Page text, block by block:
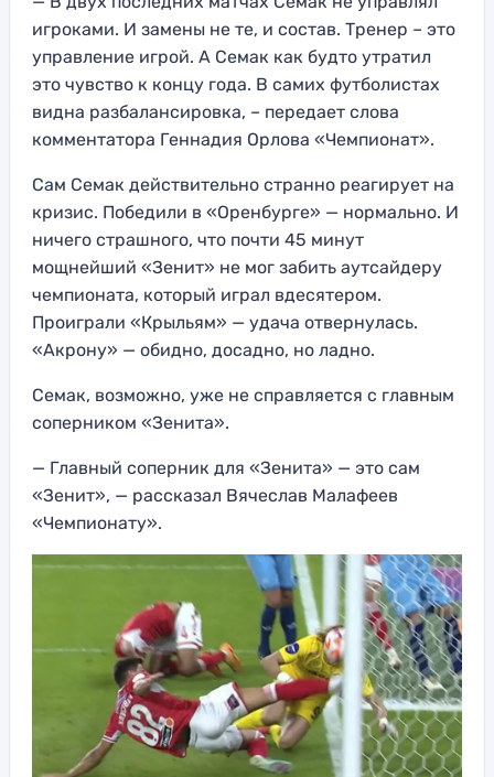
игроками. И замены не те, и состав. Тренер – это
управление игрой. А Семак как будто утратил
это чувство к концу года. В самих футболистах
видна разбалансировка, – передает слова
комментатора Геннадия Орлова «Чемпионат».
Сам Семак действительно странно реагирует на
кризис. Победили в «Оренбурге» — нормально. И
ничего страшного, что почти 45 минут
мощнейший «Зенит» не мог забить аутсайдеру
чемпионата, который играл вдесятером.
Проиграли «Крыльям» — удача отвернулась.
«Акрону» — обидно, досадно, но ладно.
Семак, возможно, уже не справляется с главным
соперником «Зенита».
— Главный соперник для «Зенита» — это сам
«Зенит», — рассказал Вячеслав Малафеев
«Чемпионату».